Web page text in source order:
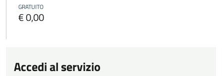
GRATUITO
€ 0,00
Accedi al servizio